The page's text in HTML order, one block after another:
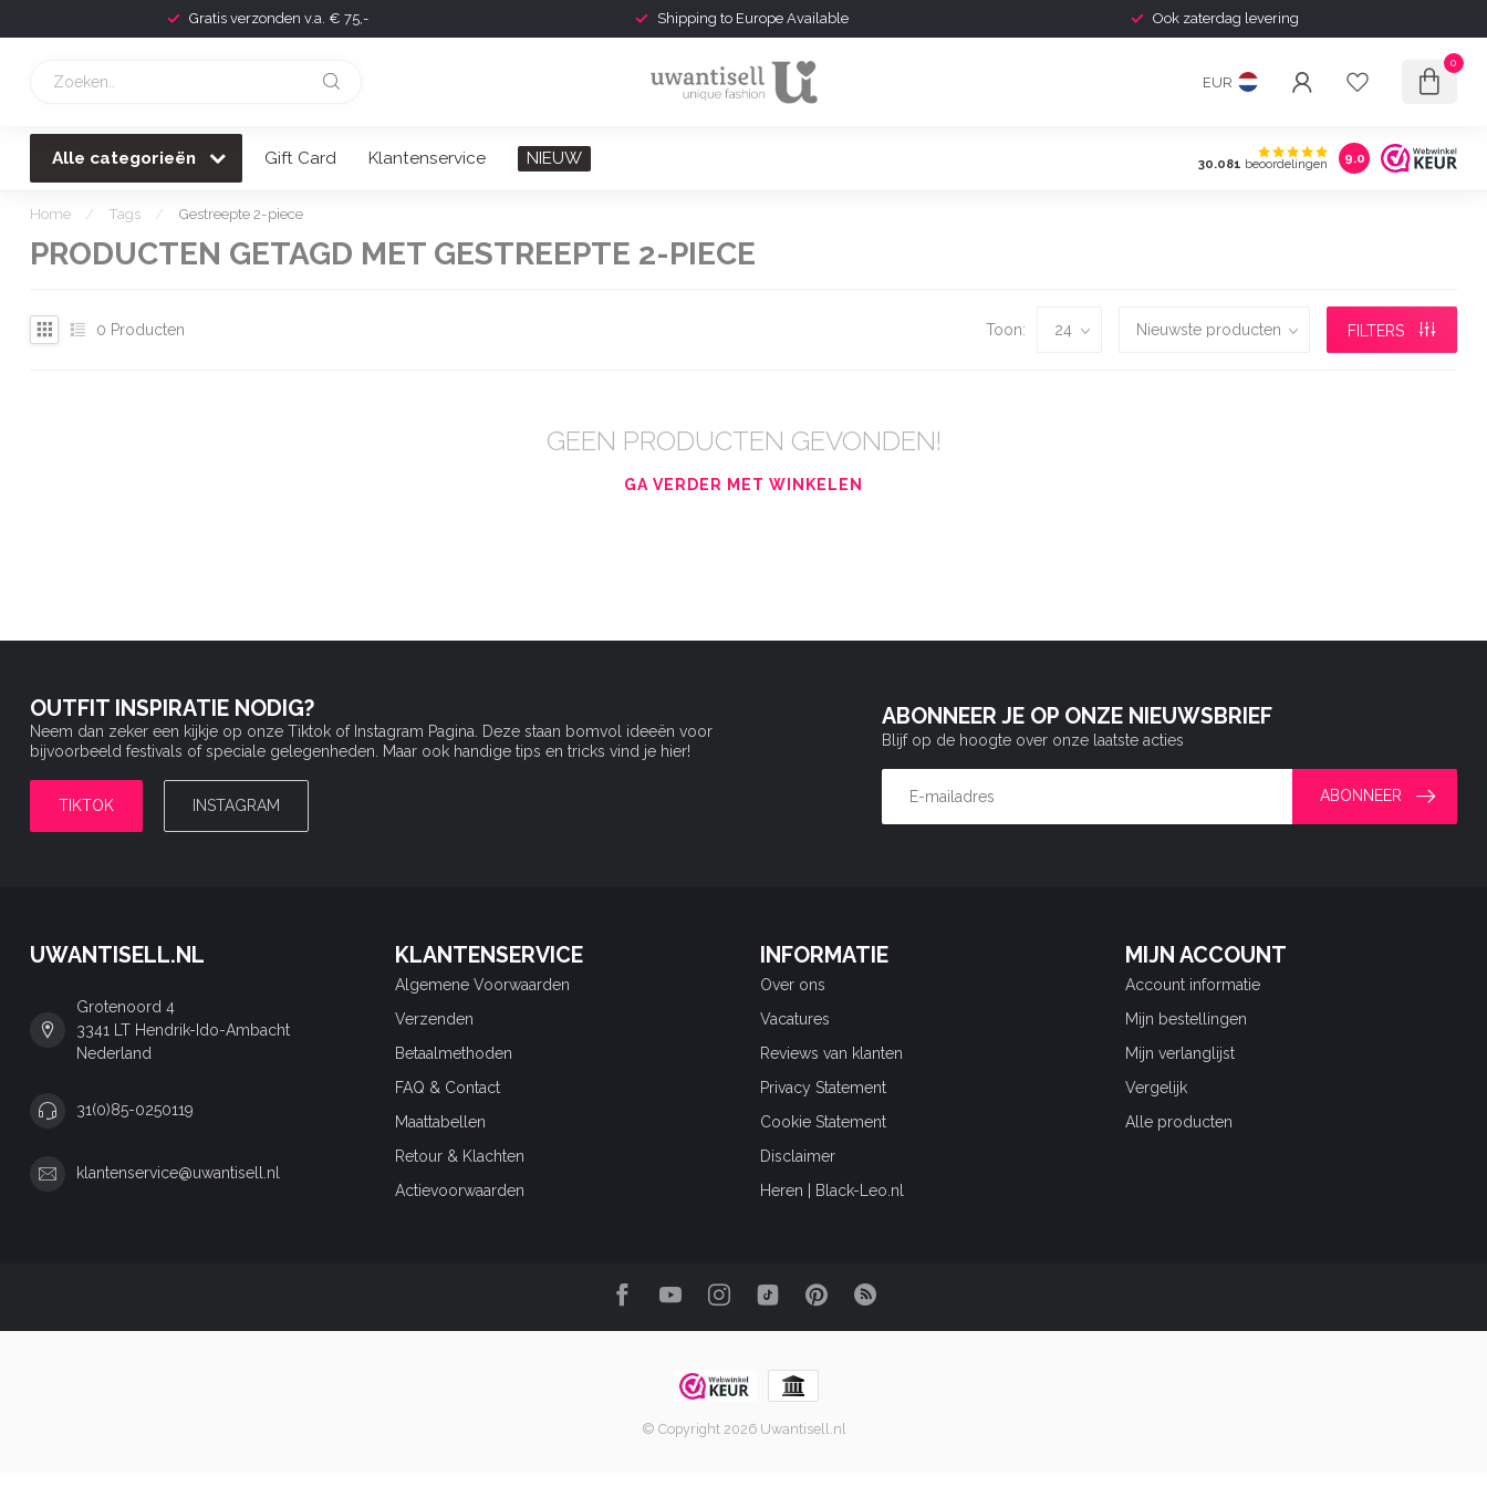
Gratis verzonden v.a. € 75,- Shipping to Europe Available Ook zaterdag levering
EUR
0
Alle categorieën Gift Card Klantenservice NIEUW 30.081 beoordelingen 9.0
Home / Tags / Gestreepte 2-piece
PRODUCTEN GETAGD MET GESTREEPTE 2-PIECE
0 Producten Toon: FILTERS
GEEN PRODUCTEN GEVONDEN!
GA VERDER MET WINKELEN
OUTFIT INSPIRATIE NODIG?
Neem dan zeker een kijkje op onze Tiktok of Instagram Pagina. Deze staan bomvol ideeën voor
bijvoorbeeld festivals of speciale gelegenheden. Maar ook handige tips en tricks vind je hier!
TIKTOK INSTAGRAM
ABONNEER JE OP ONZE NIEUWSBRIEF
Blijf op de hoogte over onze laatste acties
ABONNEER
UWANTISELL.NL
Grotenoord 4
3341 LT Hendrik-Ido-Ambacht
Nederland
31(0)85-0250119
klantenservice@uwantisell.nl
KLANTENSERVICE
Algemene Voorwaarden
Verzenden
Betaalmethoden
FAQ & Contact
Maattabellen
Retour & Klachten
Actievoorwaarden
INFORMATIE
Over ons
Vacatures
Reviews van klanten
Privacy Statement
Cookie Statement
Disclaimer
Heren | Black-Leo.nl
MIJN ACCOUNT
Account informatie
Mijn bestellingen
Mijn verlanglijst
Vergelijk
Alle producten
© Copyright 2026 Uwantisell.nl